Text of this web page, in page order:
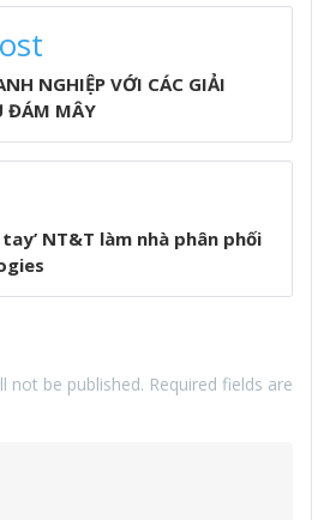
NGHIỆP VỚI CÁC GIẢI
ĐÁM MÂY
NT&T làm nhà phân phối
not be published. Required fields are